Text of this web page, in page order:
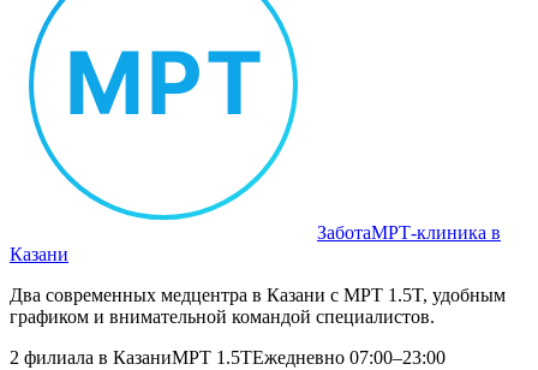
ЗаботаМРТ‑клиника в
Казани
Два современных медцентра в Казани с МРТ 1.5T, удобным
графиком и внимательной командой специалистов.
2 филиала в КазаниМРТ 1.5TЕжедневно 07:00–23:00